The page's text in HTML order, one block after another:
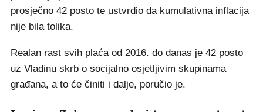
prosječno 42 posto te ustvrdio da kumulativna inflacija
nije bila tolika.
Realan rast svih plaća od 2016. do danas je 42 posto
uz Vladinu skrb o socijalno osjetljivim skupinama
građana, a to će činiti i dalje, poručio je.